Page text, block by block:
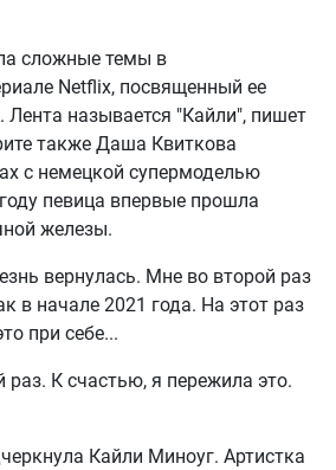
сложные темы в
Netflix, посвященный ее
Лента называется "Кайли", пишет
также Даша Квиткова
с немецкой супермоделью
певица впервые прошла
железы.
вернулась. Мне во второй раз
в начале 2021 года. На этот раз
при себе...
раз. К счастью, я пережила это.
Кайли Миноуг. Артистка